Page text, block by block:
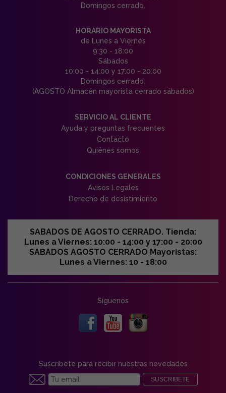
Domingos cerrado.
HORARIO MAYORISTA
de Lunes a Viernes
9:30 - 18:00
Sábados
10:00 - 14:00 y 17:00 - 20:00
Domingos cerrado.
(AGOSTO Almacén mayorista cerrado sábados)
SERVICIO AL CLIENTE
Ayuda y preguntas frecuentes
Contacto
Quiénes somos
CONDICIONES GENERALES
Avisos Legales
Derecho de desistimiento
SABADOS DE AGOSTO CERRADO. Tienda:
Lunes a Viernes: 10:00 - 14:00 y 17:00 - 20:00
SABADOS AGOSTO CERRADO Mayoristas:
Lunes a Viernes: 10 - 18:00
Síguenos
Suscríbete para recibir nuestras novedades
SUSCRIBETE